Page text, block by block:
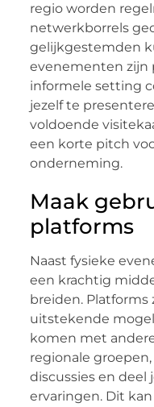
regio worden
netwerkborrels
gelijkgestemden
evenementen zijn
informele setting
jezelf te
voldoende
een korte pitch
onderneming.
Maak
platforms
Naast fysieke
een krachtig
breiden. Platforms
uitstekende
komen met
regionale
discussies en deel
ervaringen. Dit